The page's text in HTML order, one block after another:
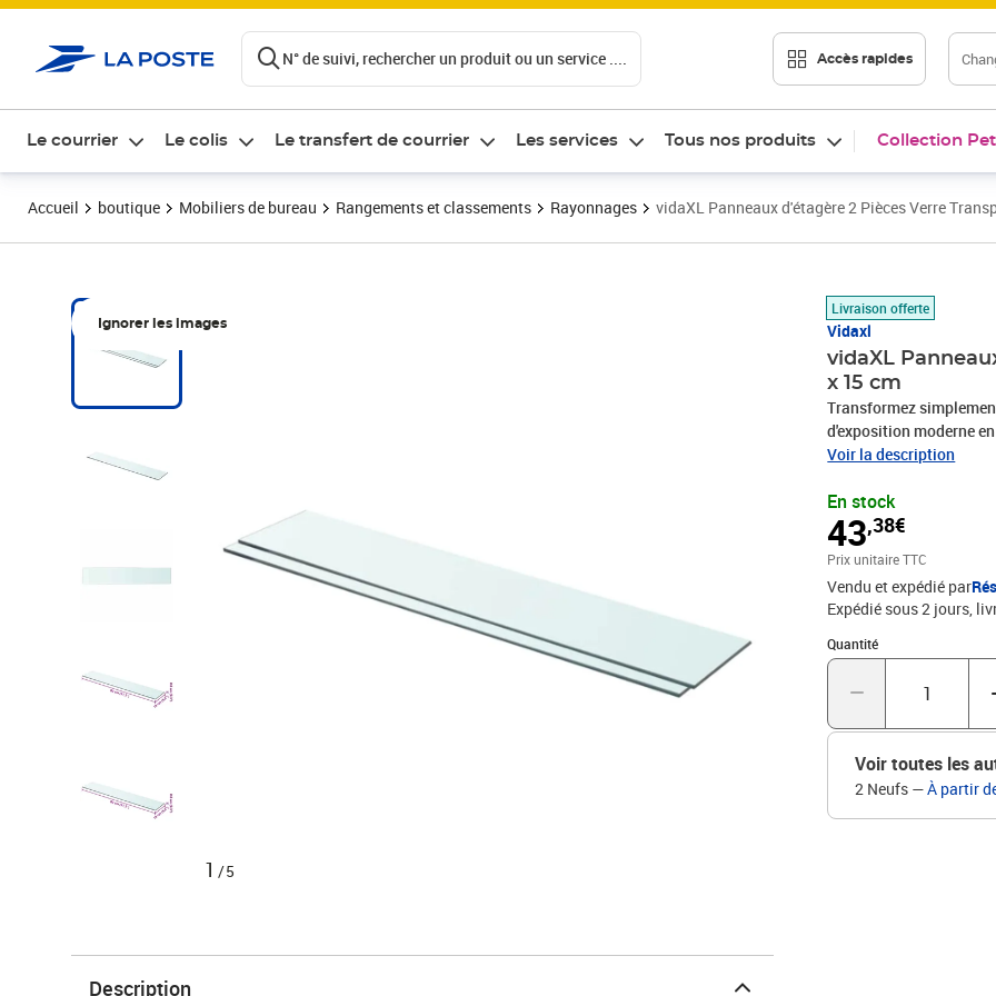
N° de suivi, rechercher un produit ou un service .... Accès rapides
Le courrier Le colis Le transfert de courrier Les services Tous nos produits Collection
Accueil boutique Mobiliers de bureau Rangements et classements Rayonnages vidaXL Panneaux d'étagère 2 Pièces Verre
Ignorer les images
1 /5
Livraison offerte
Vidaxl
vidaXL
x 15 cm
Transformez
d'exposition moderne
panneau en verre
de charge de 15 kg, il
également très facile à
trempéDimensions : 80
15 kgLa livraison
Voir la description
En stock
43,38€
Prix 43,38€
Prix unitaire TTC
Vendu et expédié par
Expédié sous 2 jours
Quantité
Quantité : 1
Voir toutes les
2 Neufs —À partir
Description